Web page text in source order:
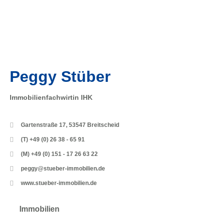
Peggy Stüber
Immobilienfachwirtin IHK
Gartenstraße 17, 53547 Breitscheid
(T) +49 (0) 26 38 - 65 91
(M) +49 (0) 151 - 17 26 63 22
peggy@stueber-immobilien.de
www.stueber-immobilien.de
Immobilien